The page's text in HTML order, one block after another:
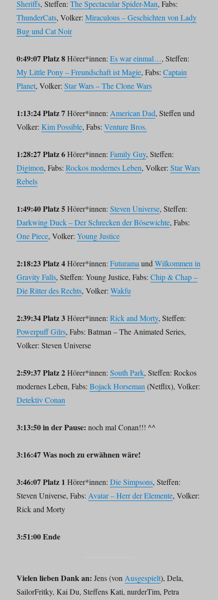
Sheriffs, Steffen:The Spectacular Spider-Man, Fabs:
ThunderCats, Volker:Miraculous – Geschichten von Lady
Bug und Cat Noir
0:49:07 Platz 8Hörer*innen:Es war einmal…, Steffen:
My Little Pony – Freundschaft ist Magie, Fabs:Captain
Planet, Volker:Star Wars – The Clone Wars
1:13:24 Platz 7Hörer*innen: American Dad, Steffen und
Volker:Kim Possible, Fabs:Venture Bros.
1:28:27 Platz 6Hörer*innen:Family Guy, Steffen:
Digimon, Fabs:Rockos modernes Leben, Volker:Star Wars
Rebels
1:49:40 Platz 5Hörer*innen:Steven Universe, Steffen:
Darkwing Duck – Der Schrecken der Bösewichte, Fabs:
One Piece, Volker:Young Justice
2:18:23 Platz 4Hörer*innen:Futurama undWilkommen in
Gravity Falls, Steffen: Young Justice, Fabs:Chip & Chap –
Die Ritter des Rechts, Volker:Wakfu
2:39:34 Platz 3Hörer*innen:Rick and Morty, Steffen:
Powerpuff Gilrs, Fabs: Batman – The Animated Series,
Volker: Steven Universe
2:59:37 Platz 2Hörer*innen:South Park, Steffen: Rockos
modernes Leben, Fabs:Bojack Horseman (Netflix), Volker:
Detektiv Conan
3:13:50 in der Pause: noch mal Conan!!! ^^
3:16:47 Was noch zu erwähnen wäre!
3:46:07 Platz 1 Hörer*innen:Die Simpsons, Steffen:
Steven Universe, Fabs: Avatar – Herr der Elemente, Volker:
Rick and Morty
3:51:00 Ende
Vielen lieben Dank an: Jens (von Ausgespielt), Dela,
SailorFritky, Kai Du, Steffens Kati, nurderTim, Petra